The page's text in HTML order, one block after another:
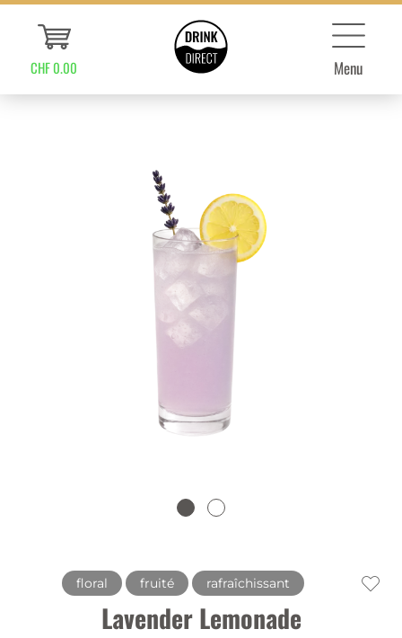
CHF 0.00 Menu
floral fruité rafraîchissant
Lavender Lemonade